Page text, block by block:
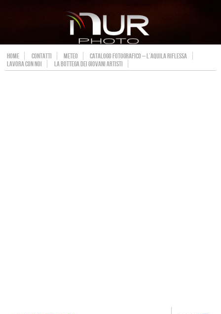
HOME CONTATTI METEO
CATALOGO FOTOGRAFICO – L’AQUILA RIFLESSA
LAVORA CON NOI
LA BOTTEGA DEI GIOVANI ARTISTI